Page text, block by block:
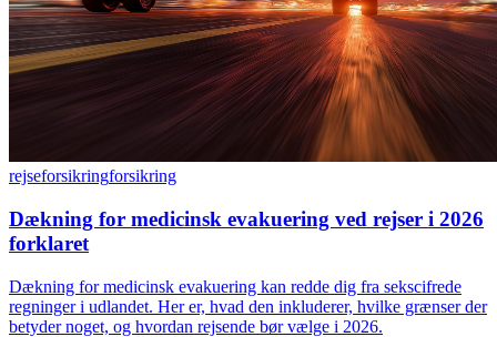
rejseforsikringforsikring
Dækning for medicinsk evakuering ved rejser i 2026
forklaret
Dækning for medicinsk evakuering kan redde dig fra sekscifrede
regninger i udlandet. Her er, hvad den inkluderer, hvilke grænser der
betyder noget, og hvordan rejsende bør vælge i 2026.